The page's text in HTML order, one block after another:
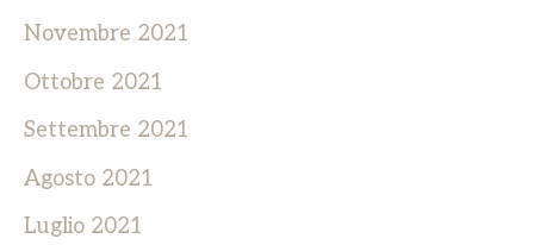
Novembre 2021
Ottobre 2021
Settembre 2021
Agosto 2021
Luglio 2021